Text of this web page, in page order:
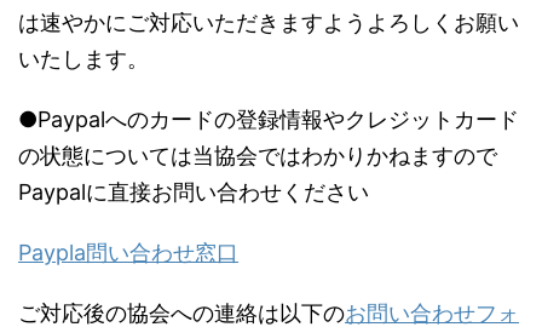
は速やかにご対応いただきますようよろしくお願い
いたします。
●Paypalへのカードの登録情報やクレジットカード
の状態については当協会ではわかりかねますので
Paypalに直接お問い合わせください
Paypla問い合わせ窓口
ご対応後の協会への連絡は以下のお問い合わせフォ